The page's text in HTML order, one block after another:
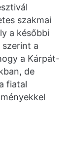
szakmai
a későbbi
szerint a
a Kárpát-
de
fiatal